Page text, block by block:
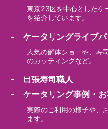
東京23区を中心としたケ
を紹介しています。
- ケータリングライブパ
人気の解体ショーや、寿
のカッティングなど。
- 出張寿司職人
- ケータリング事例・お
実際のご利用の様子や、
ます。